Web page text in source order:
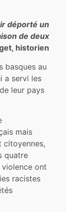
déporté un
de deux
historien
basques au
a servi les
leur pays
mais
citoyennes,
quatre
violence ont
racistes